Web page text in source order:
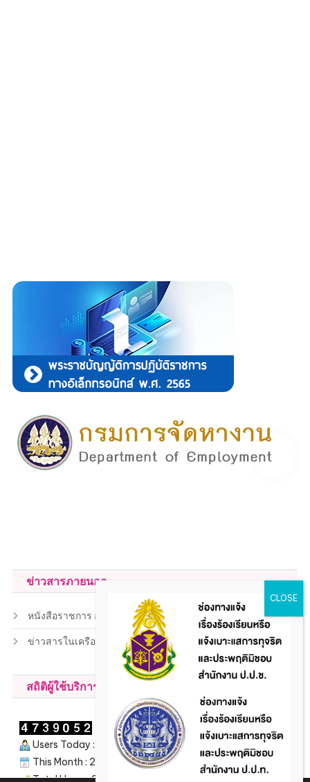
ข่าวสารภายนอก
หนังสือราชการ สถ.
ข่าวสารในเครือข่าย
สถิติผู้ใช้บริการ
Users Today : 188
This Month : 2118
Total Users : 206772